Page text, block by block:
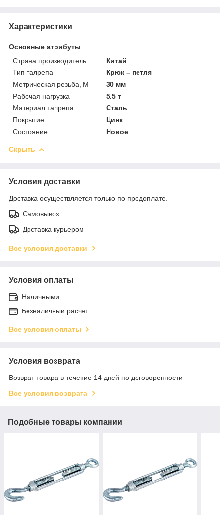
Характеристики
Основные атрибуты
Страна производитель
Китай
Тип талрепа
Крюк – петля
Метрическая резьба, М
30 мм
Рабочая нагрузка
5.5 т
Материал талрепа
Сталь
Покрытие
Цинк
Состояние
Новое
Скрыть
Условия доставки
Доставка осуществляется только по предоплате.
Самовывоз
Доставка курьером
Все условия доставки
Условия оплаты
Наличными
Безналичный расчет
Все условия оплаты
Условия возврата
Возврат товара в течение 14 дней по договоренности
Все условия возврата
Подобные товары компании